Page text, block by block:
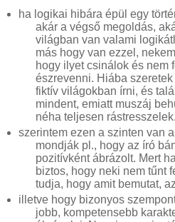
ha logikai hibára épül egy
akár a végső megoldás,
világban van valami
más hogy van ezzel,
hogy ilyet csinálok és nem
észrevenni. Hiába
fiktív világokban írni, és
mindent, emiatt muszáj
néha teljesen rástresszelek.
szerintem ezen a szinten van
mondják pl., hogy az író
pozitívként ábrázolt. Mert
biztos, hogy neki nem tűnt
tudja, hogy amit bemutat,
illetve hogy bizonyos
jobb, kompetensebb